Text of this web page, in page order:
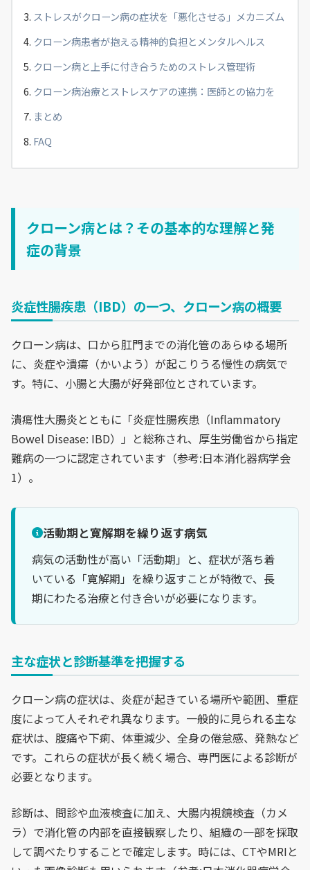
ストレスがクローン病の症状を「悪化させる」メカニズム
クローン病患者が抱える精神的負担とメンタルヘルス
クローン病と上手に付き合うためのストレス管理術
クローン病治療とストレスケアの連携：医師との協力を
まとめ
FAQ
クローン病とは？その基本的な理解と発
症の背景
炎症性腸疾患（IBD）の一つ、クローン病の概要
クローン病は、口から肛門までの消化管のあらゆる場所
に、炎症や潰瘍（かいよう）が起こりうる慢性の病気で
す。特に、小腸と大腸が好発部位とされています。
潰瘍性大腸炎とともに「炎症性腸疾患（Inflammatory
Bowel Disease: IBD）」と総称され、厚生労働省から指定
難病の一つに認定されています（参考:日本消化器病学会
1）。
活動期と寛解期を繰り返す病気
病気の活動性が高い「活動期」と、症状が落ち着
いている「寛解期」を繰り返すことが特徴で、長
期にわたる治療と付き合いが必要になります。
主な症状と診断基準を把握する
クローン病の症状は、炎症が起きている場所や範囲、重症
度によって人それぞれ異なります。一般的に見られる主な
症状は、腹痛や下痢、体重減少、全身の倦怠感、発熱など
です。これらの症状が長く続く場合、専門医による診断が
必要となります。
診断は、問診や血液検査に加え、大腸内視鏡検査（カメ
ラ）で消化管の内部を直接観察したり、組織の一部を採取
して調べたりすることで確定します。時には、CTやMRIと